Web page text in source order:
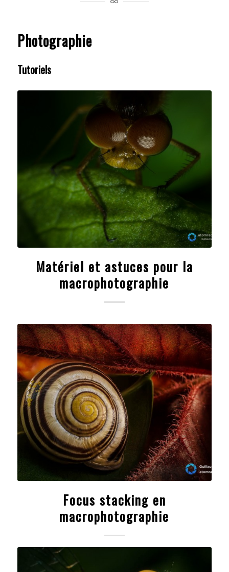
Photographie
Tutoriels
Matériel et astuces pour la
macrophotographie
Focus stacking en
macrophotographie